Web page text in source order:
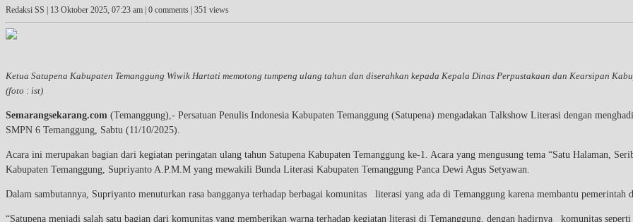
Redaksi SS | 13 Oktober 2025, 07:23 am | 0 comments | 351 views
Ketua Satupena Kabupaten Temanggung Wiwik Hartati memotong tumpeng ulang tahun dan diserahkan kepada Kepala Dinas Perpustakaan dan Kearsipan
(foto : ist)
Semarangsekarang.com (Temanggung),- Persatuan Penulis Indonesia Kabupaten Temanggung (Satupena) mengadakan Talkshow Literasi dengan
SMPN 6 Temanggung, Sabtu (11/10/2025).
Acara ini merupakan bagian dari kegiatan peringatan ulang tahun Satupena Kabupaten Temanggung ke-1. Acara yang mengusung tema “Satu Halaman,
Kabupaten Temanggung, Supriyanto A.P.M.M yang mewakili Bunda Literasi Kabupaten Temanggung Panca Dewi Agus Setyawan.
Dalam sambutannya, Supriyanto menuturkan rasa bangganya terhadap berbagai komunitas literasi yang ada di Temanggung karena membantu pemerintah
“Satupena menjadi salah satu bagian dari komunitas yang memberikan warna terhadap kegiatan literasi di Temanggung, dengan hadirnya komunitas